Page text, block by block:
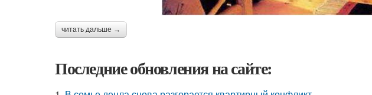
читать дальше →
Последние обновления на сайте: